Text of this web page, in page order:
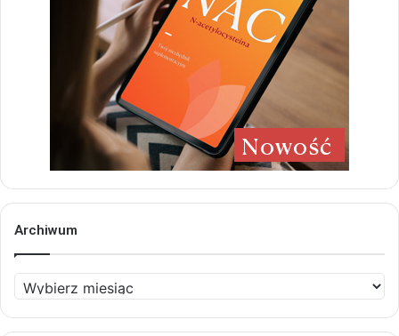
Archiwum
Archiwum